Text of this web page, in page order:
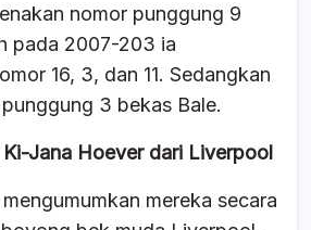
nomor punggung 9
pada 2007-203 ia
16, 3, dan 11. Sedangkan
3 bekas Bale.
Jana Hoever dari Liverpool
mereka secara